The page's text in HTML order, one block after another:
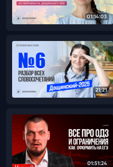
01:14:03
21:21
01:51:24